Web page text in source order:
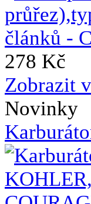
278 Kč
Zobrazit
Novinky